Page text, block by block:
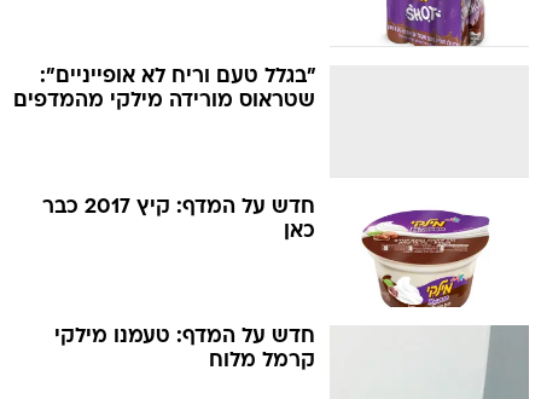
"בגלל טעם וריח לא אופייניים":
שטראוס מורידה מילקי מהמדפים
חדש על המדף: קיץ 2017 כבר
כאן
חדש על המדף: טעמנו מילקי
קרמל מלוח